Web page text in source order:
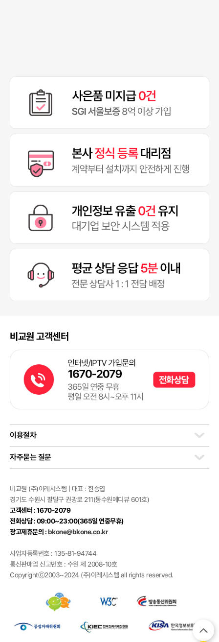
비교원 고객센터
이용절차
자주묻는 질문
비교원 (주)이레시스템 | 대표 : 한승엽
경기도 수원시 팔달구 권광로 211(동수원메디뷰 601호)
고객센터 : 1670-2079
전화상담 : 09:00~23:00(365일 연중무휴)
광고제휴문의 :bkone@bkone.co.kr
사업자등록번호 : 135-81-94744
통신판매업 신고번호 : 수원 제 2008-10호
Copyrightⓒ2003~2024 (주)이레시스템 all rights reserved.